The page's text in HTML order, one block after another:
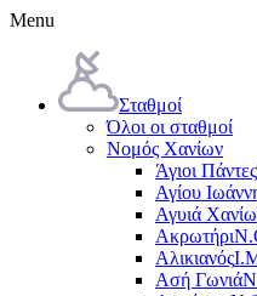
Menu
Σταθμοί
Όλοι οι σταθμοί
Νομός Χανίων
Άγιοι Πάντες
Αγίου
Αγυιά
Ακρωτήρι
Αλικιανός
Ασή Γωνιά